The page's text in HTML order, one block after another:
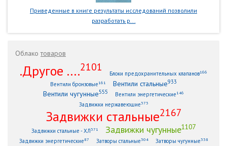
Приведенные в книге результаты исследований позволили
разработать р...
Облакотоваров
.Другое ....2101
Блоки предохранительных клапанов166
Вентили бронзовые161 Вентили стальные933
Вентили чугунные555 Вентили энергетические146
Задвижки нержавеющие373
Задвижки стальные2167
Задвижки стальные - ХЛ371 Задвижки чугунные1107
Задвижки энергетические87 Затворы стальные304 Затворы чугунные338